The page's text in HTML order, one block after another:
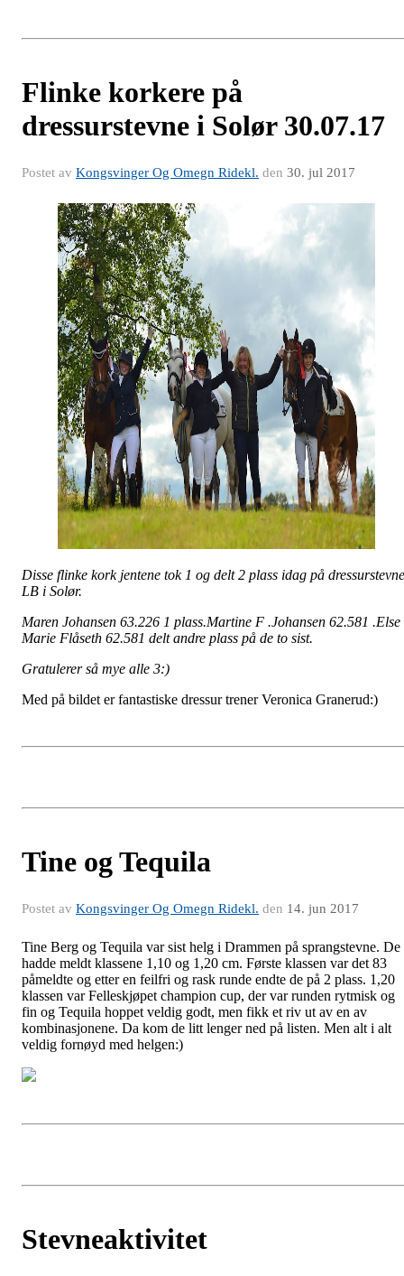
Flinke korkere på
dressurstevne i Solør 30.07.17
Postet av Kongsvinger Og Omegn Ridekl. den 30. jul 2017
Disse flinke kork jentene tok 1 og delt 2 plass idag på dressurstevne
LB i Solør.
Maren Johansen 63.226 1 plass.Martine F .Johansen 62.581 .Else
Marie Flåseth 62.581 delt andre plass på de to sist.
Gratulerer så mye alle 3:)
Med på bildet er fantastiske dressur trener Veronica Granerud:)
Tine og Tequila
Postet av Kongsvinger Og Omegn Ridekl. den 14. jun 2017
Tine Berg og Tequila var sist helg i Drammen på sprangstevne. De
hadde meldt klassene 1,10 og 1,20 cm. Første klassen var det 83
påmeldte og etter en feilfri og rask runde endte de på 2 plass. 1,20
klassen var Felleskjøpet champion cup, der var runden rytmisk og
fin og Tequila hoppet veldig godt, men fikk et riv ut av en av
kombinasjonene. Da kom de litt lenger ned på listen. Men alt i alt
veldig fornøyd med helgen:)
Stevneaktivitet